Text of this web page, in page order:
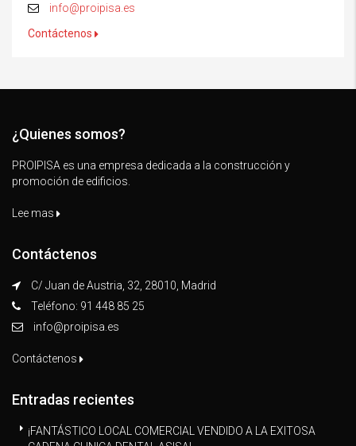
info@proipisa.es
Contáctenos
¿Quienes somos?
PROIPISA es una empresa dedicada a la construcción y
promoción de edificios.
Lee mas
Contáctenos
C/ Juan de Austria, 32, 28010, Madrid
Teléfono: 91 448 85 25
info@proipisa.es
Contáctenos
Entradas recientes
¡FANTÁSTICO LOCAL COMERCIAL VENDIDO A LA EXITOSA